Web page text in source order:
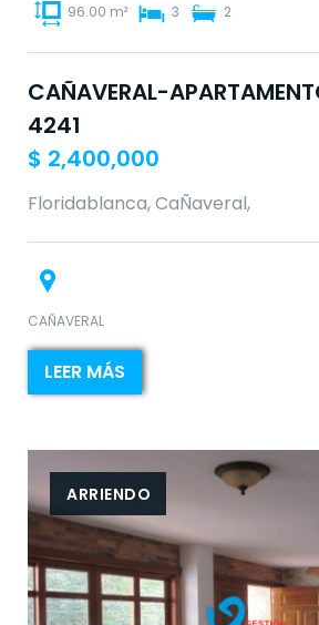
96.00 m² 3 2
CAÑAVERAL-
4241
$ 2,400,000
Floridablanca, CaÑaveral,
CAÑAVERAL
LEER MÁS
ARRIENDO